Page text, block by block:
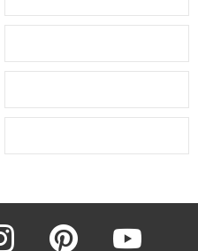
instagram pinterest youtube